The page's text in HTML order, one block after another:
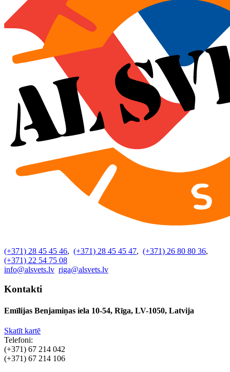
(+371) 28 45 45 46, (+371) 28 45 45 47, (+371) 26 80 80 36,
(+371) 22 54 75 08
info@alsvets.lv riga@alsvets.lv
Kontakti
Emīlijas Benjamiņas iela 10-54, Rīga, LV-1050, Latvija
Skatīt kartē
Telefoni:
(+371) 67 214 042
(+371) 67 214 106